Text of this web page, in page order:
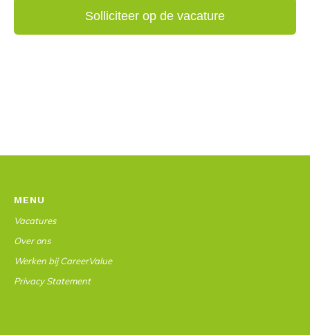
MENU
Vacatures
Over ons
Werken bij CareerValue
Privacy Statement